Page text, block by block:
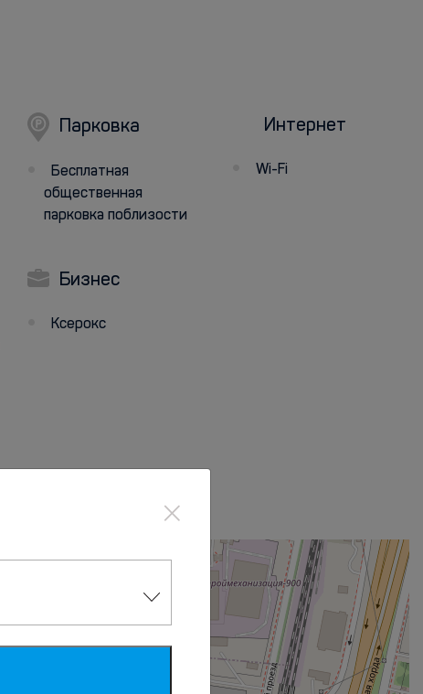
Парковка
Бесплатная
общественная
парковка поблизости
Интернет
Wi-Fi
Бизнес
Ксерокс
×